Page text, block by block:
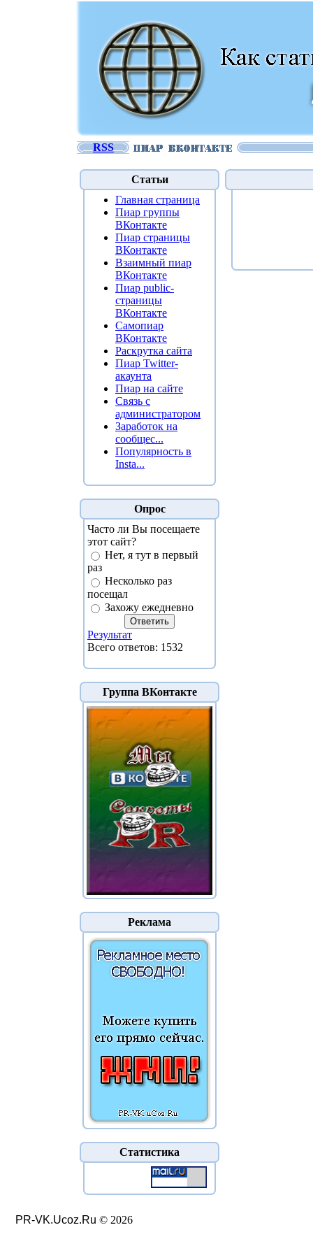
RSS
Статьи
Главная страница
Пиар группы
ВКонтакте
Пиар страницы
ВКонтакте
Взаимный пиар
ВКонтакте
Пиар public-
страницы
ВКонтакте
Самопиар
ВКонтакте
Раскрутка сайта
Пиар Twitter-
акаунта
Пиар на сайте
Связь с
администратором
Заработок на
сообщес...
Популярность в
Insta...
Опрос
Часто ли Вы посещаете
этот сайт?
Нет, я тут в первый
раз
Несколько раз
посещал
Захожу ежедневно
Результат
Всего ответов: 1532
Группа ВКонтакте
Реклама
Статистика
PR-VK.Ucoz.Ru ©